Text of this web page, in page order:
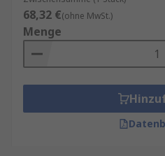
68,32 €(ohne MwSt.)
Menge